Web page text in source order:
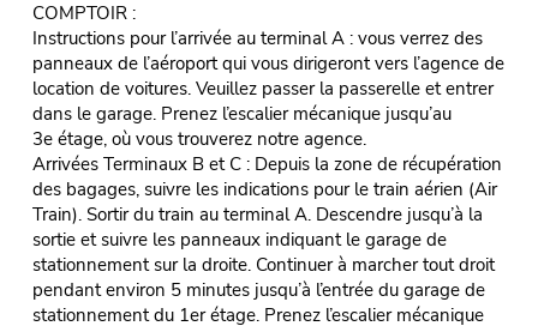
COMPTOIR :
Instructions pour l’arrivée au terminal A : vous verrez des
panneaux de l’aéroport qui vous dirigeront vers l’agence de
location de voitures. Veuillez passer la passerelle et entrer
dans le garage. Prenez l’escalier mécanique jusqu’au
3e étage, où vous trouverez notre agence.
Arrivées Terminaux B et C : Depuis la zone de récupération
des bagages, suivre les indications pour le train aérien (Air
Train). Sortir du train au terminal A. Descendre jusqu’à la
sortie et suivre les panneaux indiquant le garage de
stationnement sur la droite. Continuer à marcher tout droit
pendant environ 5 minutes jusqu’à l’entrée du garage de
stationnement du 1er étage. Prenez l’escalier mécanique